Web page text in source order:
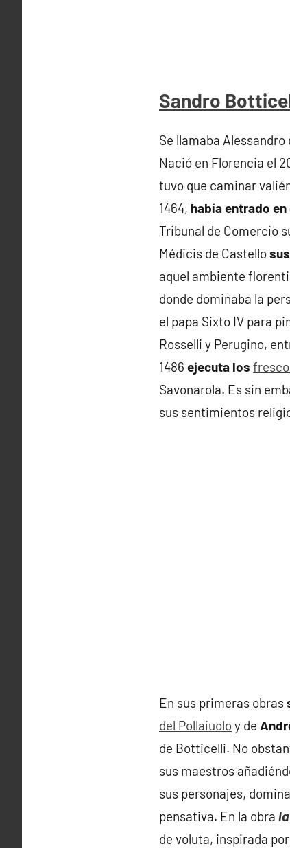
Sandro
Se llamaba
Nació en Florencia el
tuvo que caminar
1464, había entrado
Tribunal de Comercio
Médicis de Castello
aquel ambiente
donde dominaba la
el papa Sixto IV para
Rosselli y Perugino,
1486 ejecuta los
Savonarola. Es sin
sus sentimientos
En sus primeras obras
del Pollaiuolo y de
de Botticelli. No
sus maestros
sus personajes,
pensativa. En la obra la
de voluta, inspirada